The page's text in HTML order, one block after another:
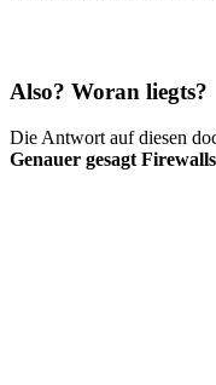
Also? Woran liegts?
Die Antwort auf diesen
Genauer gesagt